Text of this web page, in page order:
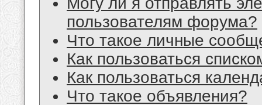
пользователям форума?
Что такое личные
Как пользоваться
Как пользоваться
Что такое объявления?